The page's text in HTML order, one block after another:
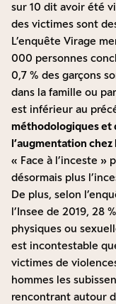
sur 10 dit avoir été
des victimes sont
L’enquête Virage
000 personnes
0,7 % des garçons
dans la famille ou
est inférieur au
méthodologiques et
l’augmentation chez
« Face à l’inceste »
désormais plus
De plus, selon
l’Insee de 2019, 28
physiques ou
est incontestable
victimes de
hommes les
rencontrant autour